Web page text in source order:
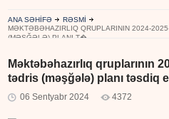
ANA SƏHİFƏ
RƏSMİ
MƏKTƏBƏHAZIRLIQ QRUPLARININ 2024-
(MƏŞĞƏLƏ) PLANI T�...
Məktəbəhazırlıq qruplarının
tədris (məşğələ) planı təsdiq
06 Sentyabr 2024 4372